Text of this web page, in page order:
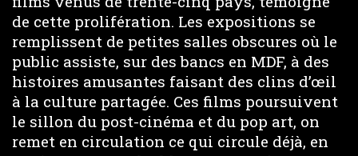
de cette prolifération. Les expositions se
remplissent de petites salles obscures où le
public assiste, sur des bancs en MDF, à des
histoires amusantes faisant des clins d’œil
à la culture partagée. Ces films poursuivent
le sillon du post-cinéma et du pop art, on
remet en circulation ce qui circule déjà, en